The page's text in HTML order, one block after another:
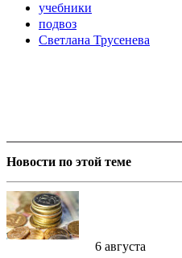
учебники
подвоз
Светлана Трусенева
Новости по этой теме
6 августа